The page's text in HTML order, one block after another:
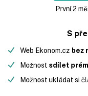
První 2
S
Web Ekonom.cz bez
Možnost sdílet
Možnost ukládat si